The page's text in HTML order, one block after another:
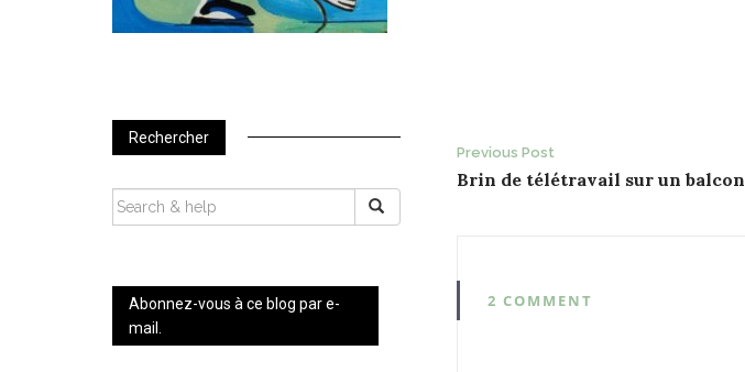
Post
Previous Post
Brin de télétravail sur un balcon
2 COMMENT
Rechercher
SEARCH
FOR:
Abonnez-vous à ce blog par e-
mail.